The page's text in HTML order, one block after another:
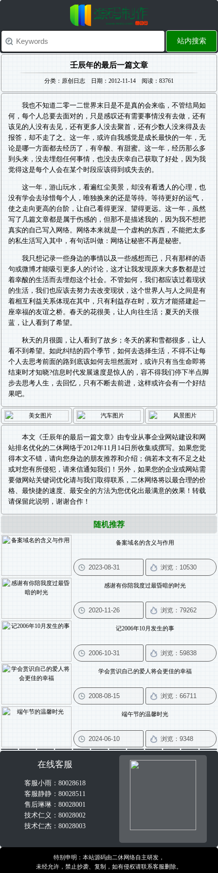
站内搜索
壬辰年的最后一篇文章
分类：原创日志 日期：2012-11-14 阅读：83761
我也不知道二零一二世界末日是不是真的会来临，不管结局如
何，每个人总要去面对的，只是感叹还有需要事情没有去做，还有
该见的人没有去见，还有更多人没去聚首，还有少数人没来得及去
报答，却不走了之。这一年，或许自我感觉是成长最快的一年，无
论是哪一方面都去经历了，有辛酸、有甜蜜。这一年，经历那么多
到头来，没去埋怨任何事情，也没去庆幸自己获取了好处，因为我
觉得这是每个人会在某个时段应该得到或失去的。
这一年，游山玩水，看遍红尘美景，却没有看透人的心理，也
没有学会去珍惜每个人，唯独换来的还是等待。等待更好的运气，
使之走向更高的台阶，让自己看得更深、望得更远。这一年，虽然
写了几篇文章都是属于伤感的，但那不是描述我的，因为我不想把
真实的自己写入网络。网络本来就是一个虚构的东西，不能把太多
的私生活写入其中，有句话叫做：网络让秘密不再是秘密。
我只想记录一些身边的事情以及一些感想而已，只有那样的语
句或微博才能吸引更多人的讨论，这才让我发现原来大多数都是过
着幸酸的生活而去埋怨这个社会。不管如何，我们都应该过着现状
的生活，我们也应该去努力去改变现状，这个世界人与人之间是有
着相互利益关系体现在其中，只有利益存在时，双方才能搭建起一
座幸福的友谊之桥。春天的花很美，让人向往生活；夏天的天很
蓝，让人看到了希望。
秋天的月很圆，让人看到了故乡；冬天的雾和雪都很多，让人
看不到希望。如此纠结的四个季节，如何去选择生活，不得不让每
个人去思考前面的路到底该如何去坦然面对，或许只有当生命即将
结束时才知晓?信息时代发展速度是惊人的，容不得我们停下半点脚
步去思考人生，去回忆，只有不断去前进，这样或许会有一个好结
果吧。
本文《壬辰年的最后一篇文章》由专业从事企业网站建设和 网
站排名优化的二休网络于2012年11月14日所收集或撰写。如果您觉
得本文不错，请向您身边的朋友推荐和介绍；倘若本文有不足之处
或对您有所侵犯，请来信通知我们！另外，如果您的企业或网站需
要做网站关键词优化请与我们取得联系，二休网络将以最合理的价
格、最快捷的速度、最安全的方法为您优化出最满意的效果！转载
请保留此说明，谢谢合作！
随机推荐
备案域名的含义与作用
感谢有你陪我度过最昏暗的时光
记2006年10月发生的事
学会赏识自己的爱人将会更佳的幸福
端午节的温馨时光
在线客服
客服小雨：80028618
客服静静：80028511
售后琳琳：80028001
技术仁义：80028002
技术仁杰：80028003
特别申明：本站源码由二休网络自主研发，
未经允许，禁止抄袭、复制，如有侵权请联系客服删除。